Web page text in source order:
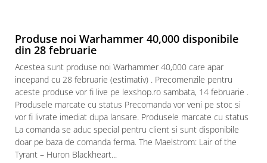
DC Univers
FUNKO POP!
One Piece
Dragon Ball
Anime
Gundam
Accesorii Gundam
Produse noi Warhammer 40,000 disponibile
din 28 februarie
Acestea sunt produse noi Warhammer 40,000 care apar
incepand cu 28 februarie (estimativ) . Precomenzile pentru
aceste produse vor fi live pe lexshop.ro sambata, 14 februarie .
Produsele marcate cu status Precomanda vor veni pe stoc si
vor fi livrate imediat dupa lansare. Produsele marcate cu status
La comanda se aduc special pentru client si sunt disponibile
doar pe baza de comanda ferma. The Maelstrom: Lair of the
Tyrant – Huron Blackheart...